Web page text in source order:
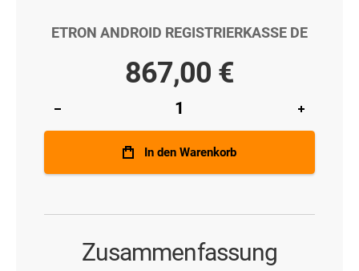
ETRON ANDROID REGISTRIERKASSE DE
867,00 €
In den Warenkorb
Zusammenfassung